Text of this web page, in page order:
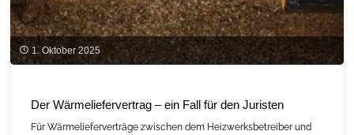
1. Oktober 2025
Der Wärmeliefervertrag – ein Fall für den Juristen
Für Wärmelieferverträge zwischen dem Heizwerksbetreiber und